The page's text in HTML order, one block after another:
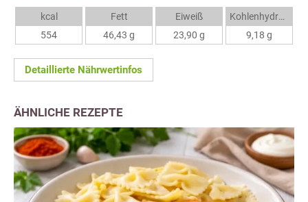
kcal
554
Fett
46,43 g
Eiweiß
23,90 g
Kohlenhydrate
9,18 g
Detaillierte Nährwertinfos
ÄHNLICHE REZEPTE